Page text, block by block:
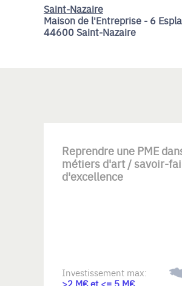
Saint-Nazaire
Maison de l'Entreprise - 6
44600 Saint-Nazaire
Reprendre une PME
métiers d'art / savoir-
d'excellence
Investissement max:
>2 M€ et <= 5 M€